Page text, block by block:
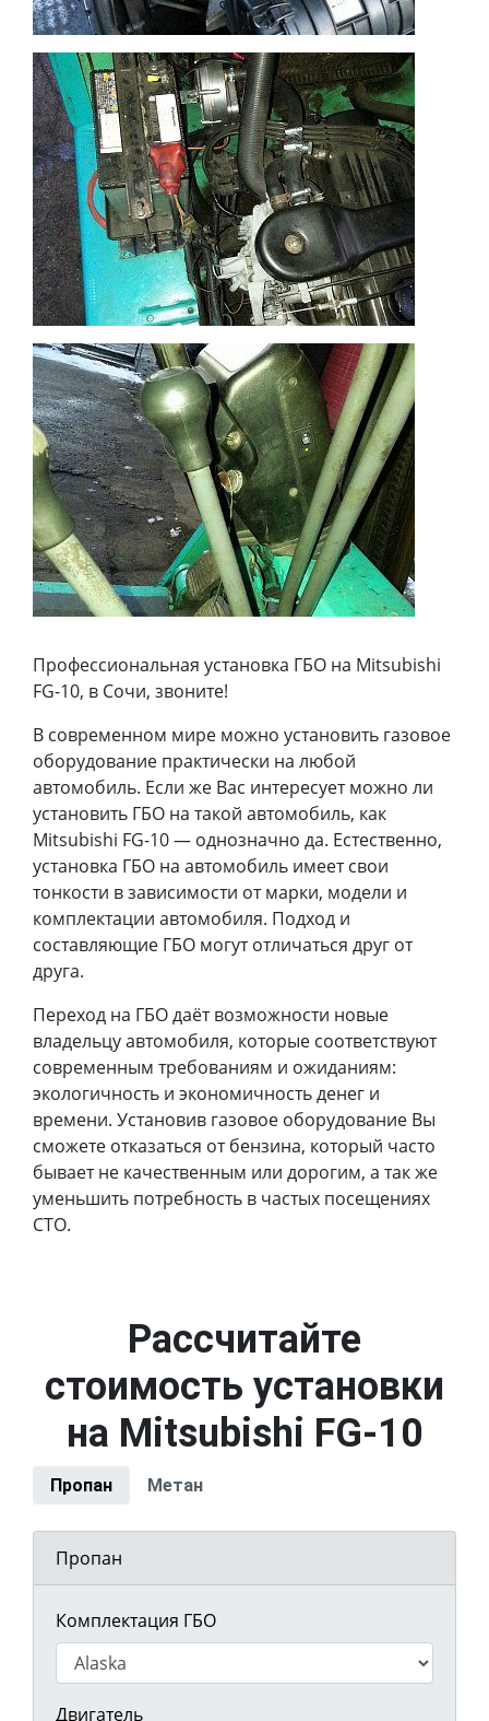
Профессиональная установка ГБО на Mitsubishi
FG-10, в Сочи, звоните!
В современном мире можно установить газовое
оборудование практически на любой
автомобиль. Если же Вас интересует можно ли
установить ГБО на такой автомобиль, как
Mitsubishi FG-10 — однозначно да. Естественно,
установка ГБО на автомобиль имеет свои
тонкости в зависимости от марки, модели и
комплектации автомобиля. Подход и
составляющие ГБО могут отличаться друг от
друга.
Переход на ГБО даёт возможности новые
владельцу автомобиля, которые соответствуют
современным требованиям и ожиданиям:
экологичность и экономичность денег и
времени. Установив газовое оборудование Вы
сможете отказаться от бензина, который часто
бывает не качественным или дорогим, а так же
уменьшить потребность в частых посещениях
СТО.
Рассчитайте
стоимость установки
на Mitsubishi FG-10
Пропан Метан
Пропан
Комплектация ГБО
Двигатель